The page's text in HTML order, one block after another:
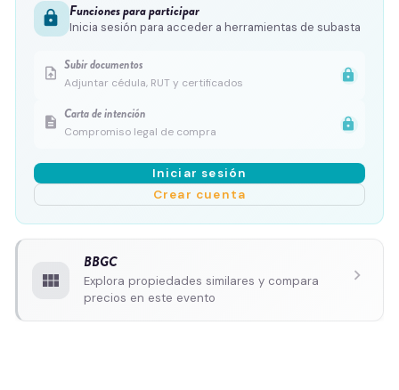
lock Funciones para participar
Inicia sesión para acceder a herramientas de subasta
upload_file Subir documentos
Adjuntar cédula, RUT y certificados
lock
description Carta de intención
Compromiso legal de compra
lock
Iniciar sesión
Crear cuenta
view_module
BBGC
Explora propiedades similares y compara
precios en este evento
chevron_right